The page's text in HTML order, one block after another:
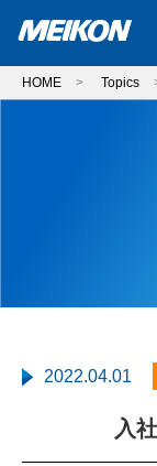
HOME > Topics
2022.04.01
入